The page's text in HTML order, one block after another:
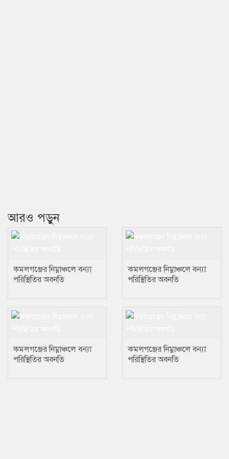
আরও পড়ুন
কমলগঞ্জের নিম্নাঞ্চলে বন্যা
পরিস্থিতির অবনতি
কমলগঞ্জের নিম্নাঞ্চলে বন্যা
পরিস্থিতির অবনতি
কমলগঞ্জের নিম্নাঞ্চলে বন্যা
পরিস্থিতির অবনতি
কমলগঞ্জের নিম্নাঞ্চলে বন্যা
পরিস্থিতির অবনতি